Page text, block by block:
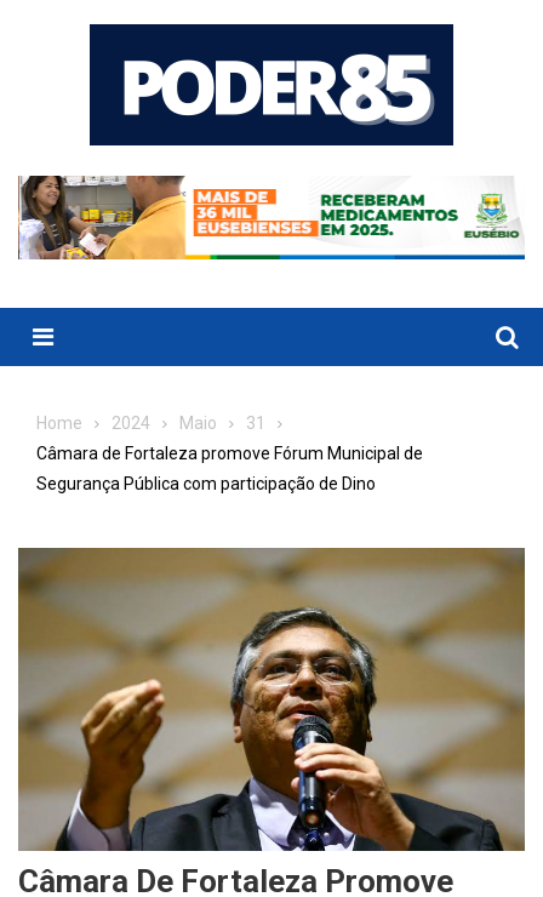
Menu
Home 2024 Maio
31
Câmara de Fortaleza promove Fórum Municipal de
Segurança Pública com participação de Dino
Câmara De Fortaleza Promove